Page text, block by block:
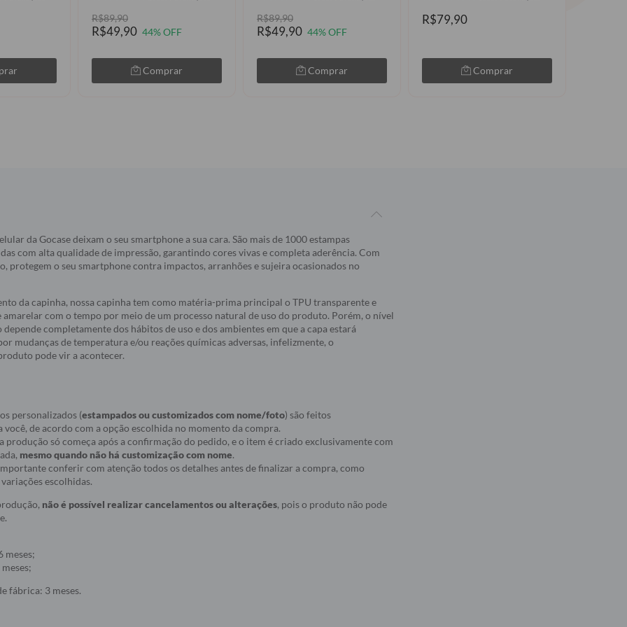
R$89,90
R$49,90 44% OFF
Comprar
R$89,90
R$49,90 44% OFF
Comprar
R$79,90
Comprar
da Gocase deixam o seu smartphone a sua cara. São mais de 1000 estampas
com alta qualidade de impressão, garantindo cores vivas e completa aderência. Com
protegem o seu smartphone contra impactos, arranhões e sujeira ocasionados no
da capinha, nossa capinha tem como matéria-prima principal o TPU transparente e
amarelar com o tempo por meio de um processo natural de uso do produto. Porém, o nível
completamente dos hábitos de uso e dos ambientes em que a capa estará
mudanças de temperatura e/ou reações químicas adversas, infelizmente, o
pode vir a acontecer.
personalizados (estampados ou customizados com nome/foto) são feitos
você, de acordo com a opção escolhida no momento da compra.
produção só começa após a confirmação do pedido, e o item é criado exclusivamente com
mesmo quando não há customização com nome.
conferir com atenção todos os detalhes antes de finalizar a compra, como
escolhidas.
não é possível realizar cancelamentos ou alterações, pois o produto não pode
meses;
fábrica: 3 meses.